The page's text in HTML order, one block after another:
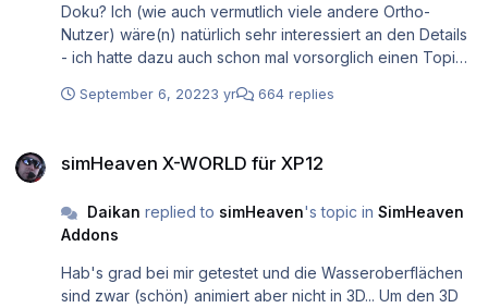
Doku? Ich (wie auch vermutlich viele andere Ortho-
Nutzer) wäre(n) natürlich sehr interessiert an den Details
- ich hatte dazu auch schon mal vorsorglich einen Topic
wäre dir die Community sicher dankbar, wenn du dort
September 6, 20223 yr 664 replies
simHeaven X-WORLD für XP12
Daikan replied to simHeaven's topic in SimHeaven
Addons
Hab's grad bei mir getestet und die Wasseroberflächen
sind zwar (schön) animiert aber nicht in 3D... Um den 3D